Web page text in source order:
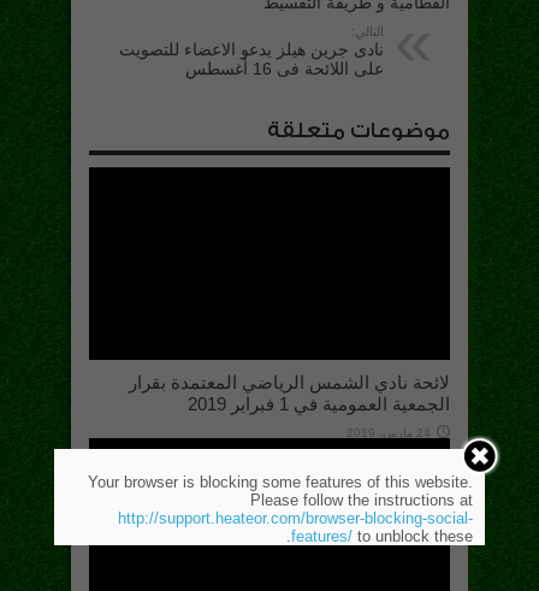
التالي:
نادى جرين هيلز يدعو الاعضاء للتصويت
على اللائحة فى 16 أغسطس
موضوعات متعلقة
لائحة نادي الشمس الرياضي المعتمدة بقرار
الجمعية العمومية في 1 فبراير 2019
24 مارس، 2019
Your browser is blocking some features of this website.
Please follow the instructions at
http://support.heateor.com/browser-blocking-social-
features/ to unblock these.